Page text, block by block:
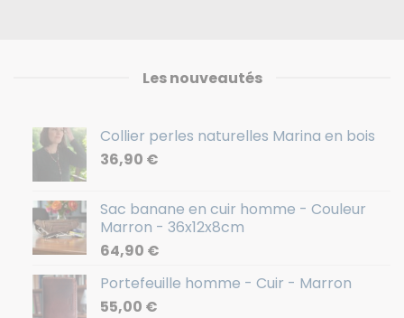
Les nouveautés
Collier perles naturelles Marina en bois
36,90 €
Sac banane en cuir homme - Couleur
Marron - 36x12x8cm
64,90 €
Portefeuille homme - Cuir - Marron
55,00 €